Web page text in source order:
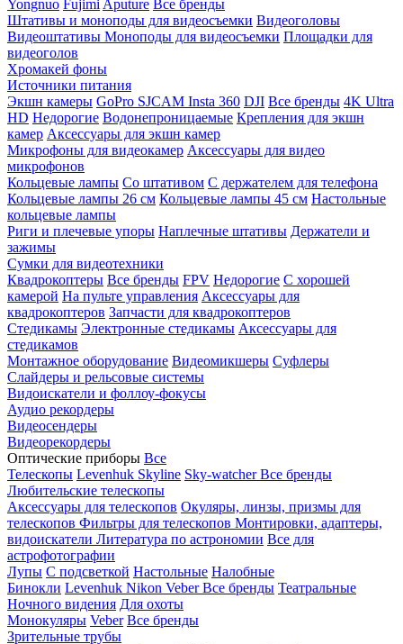
Yongnuo Fujimi Aputure Все бренды
Штативы и моноподы для видеосъемки Видеоголовы
Видеоштативы Моноподы для видеосъемки Площадки для
видеоголов
Хромакей фоны
Источники питания
Экшн камеры GoPro SJCAM Insta 360 DJI Все бренды 4K Ultra
HD Недорогие Водонепроницаемые Крепления для экшн
камер Аксессуары для экшн камер
Микрофоны для видеокамер Аксессуары для видео
микрофонов
Кольцевые лампы Со штативом C держателем для телефона
Кольцевые лампы 26 см Кольцевые лампы 45 см Настольные
кольцевые лампы
Риги и плечевые упоры Наплечные штативы Держатели и
зажимы
Сумки для видеотехники
Квадрокоптеры Все бренды FPV Недорогие С хорошей
камерой На пульте управления Аксессуары для
квадрокоптеров Запчасти для квадрокоптеров
Стедикамы Электронные стедикамы Аксессуары для
стедикамов
Монтажное оборудование Видеомикшеры Суфлеры
Слайдеры и рельсовые системы
Видоискатели и фоллоу-фокусы
Аудио рекордеры
Видеосендеры
Видеорекордеры
Оптические приборы Все
Телескопы Levenhuk Skyline Sky-watcherВсе бренды
Любительские телескопы
Аксессуары для телескопов Окуляры, линзы, призмы для
телескопов Фильтры для телескопов Монтировки, адаптеры,
видоискатели Литература по астрономии Все для
астрофотографии
Лупы С подсветкой Настольные Налобные
Бинокли Levenhuk Nikon VeberВсе бренды Театральные
Ночного видения Для охоты
Монокуляры Veber Все бренды
Зрительные трубы